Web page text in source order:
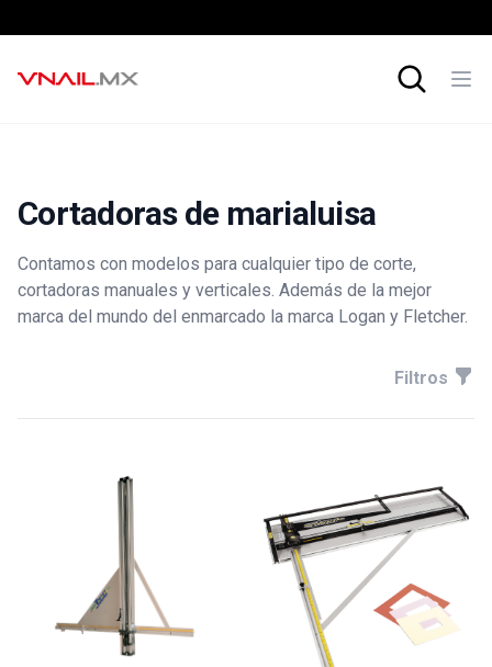
Carrito de
Cortadoras de marialuisa
Contamos con modelos para cualquier tipo de corte,
cortadoras manuales y verticales. Además de la mejor
marca del mundo del enmarcado la marca Logan y Fletcher.
Filters
Filtros